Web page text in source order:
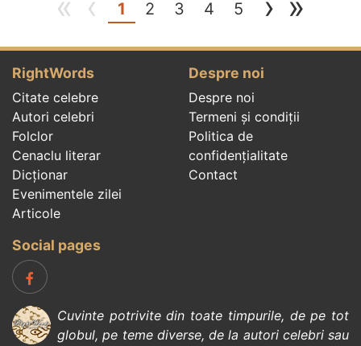
1 (current)
2 3 4 5
RightWords
Citate celebre
Autori celebri
Folclor
Cenaclu literar
Dicționar
Evenimentele zilei
Articole
Despre noi
Despre noi
Termeni și condiții
Politica de
confidenţialitate
Contact
Social pages
Cuvinte potrivite din toate timpurile, de pe tot
globul, pe teme diverse, de la autori celebrisau